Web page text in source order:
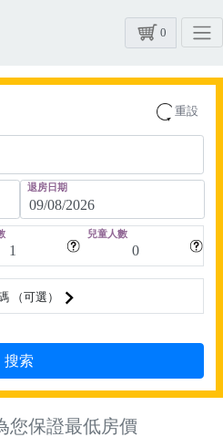
0
重設
退房日期
兒童人數
（可選）
您保證最低房價